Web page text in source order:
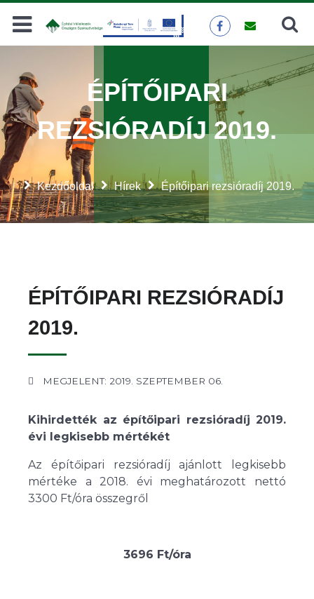
Keresés
Kezdőoldal Hírek Építőipari rezsióradíj 2019.
ÉPÍTŐIPARI
REZSIÓRADÍJ 2019.
ÉPÍTŐIPARI REZSIÓRADÍJ
2019.
MEGJELENT: 2019. SZEPTEMBER 06.
Kihirdették az építőipari rezsióradíj 2019.
évi legkisebb mértékét
Az építőipari rezsióradíj ajánlott legkisebb
mértéke a 2018. évi meghatározott nettó
3300 Ft/óra összegről
3696 Ft/óra